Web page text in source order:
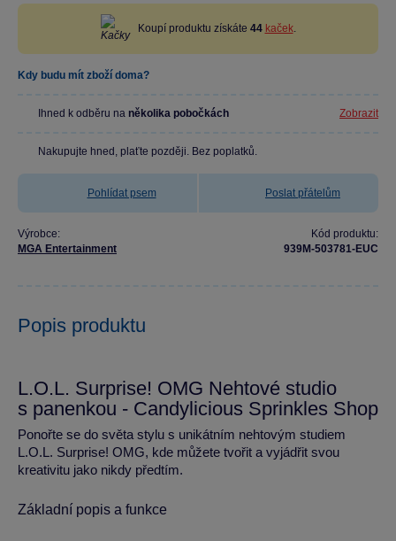
Koupí produktu získáte 44 kaček.
Kdy budu mít zboží doma?
Ihned k odběru na několika pobočkách Zobrazit
Nakupujte hned, plaťte později. Bez poplatků.
Pohlídat psem Poslat přátelům
Výrobce:
MGA Entertainment
Kód produktu:
939M-503781-EUC
Popis produktu
L.O.L. Surprise! OMG Nehtové studio
s panenkou - Candylicious Sprinkles Shop
Ponořte se do světa stylu s unikátním nehtovým studiem
L.O.L. Surprise! OMG, kde můžete tvořit a vyjádřit svou
kreativitu jako nikdy předtím.
Základní popis a funkce